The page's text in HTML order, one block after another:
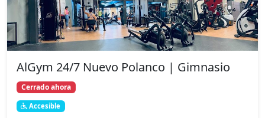
AlGym 24/7 Nuevo Polanco | Gimnasio
Cerrado ahora
Accesible